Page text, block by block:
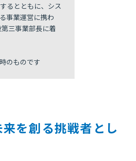
るとともに、シス
事業運営に携わ
三事業部長に着
のものです
を創る挑戦者とし